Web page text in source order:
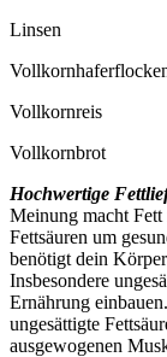
Linsen
Vollkornreis
Vollkornbrot
Hochwertige
Meinung macht
Fettsäuren um
benötigt dein
Insbesondere
Ernährung
ungesättigte
ausgewogenen